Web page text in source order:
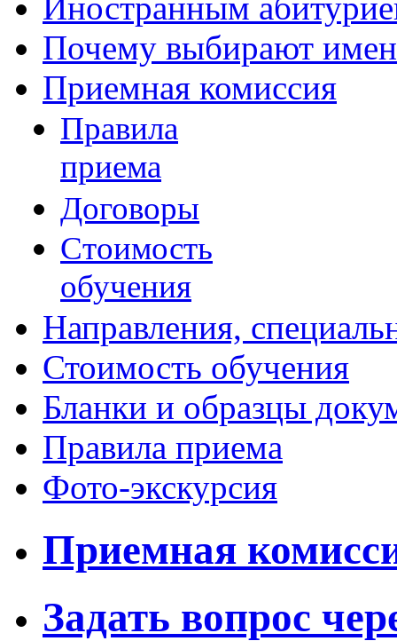
Почему выбирают
Приемная комиссия
Правила
приема
Договоры
Стоимость
обучения
Направления,
Стоимость обучения
Бланки и образцы
Правила приема
Фото-экскурсия
Приемная
Задать вопрос